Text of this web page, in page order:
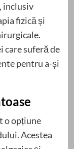
inclusiv
fizică și
care suferă de
pentru a-și
o opțiune
Acestea